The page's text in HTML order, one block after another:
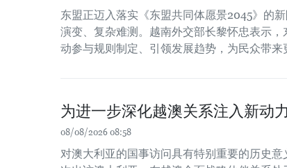
东盟正迈入落实《东盟共同体愿景2045》的
演变、复杂难测。越南外交部长黎怀忠表示
动参与规则制定、引领发展趋势，为民众带来
为进一步深化越澳关系注入新动力
08/08/2026 08:58
对澳大利亚的国事访问具有特别重要的历史